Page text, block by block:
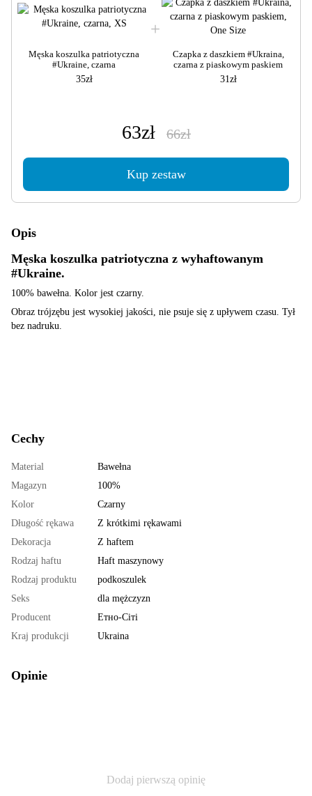
Męska koszulka patriotyczna
#Ukraine, czarna
35zł
Czapka z daszkiem #Ukraina,
czarna z piaskowym paskiem
31zł
63zł 66zł
Kup zestaw
Opis
Męska koszulka patriotyczna z wyhaftowanym
#Ukraine.
100% bawełna. Kolor jest czarny.
Obraz trójzębu jest wysokiej jakości, nie psuje się z upływem czasu. Tył
bez nadruku.
Cechy
Material
Bawełna
Magazyn
100%
Kolor
Czarny
Długość rękawa
Z krótkimi rękawami
Dekoracja
Z haftem
Rodzaj haftu
Haft maszynowy
Rodzaj produktu
podkoszulek
Seks
dla mężczyzn
Producent
Етно-Сіті
Kraj produkcji
Ukraina
Opinie
Dodaj pierwszą opinię